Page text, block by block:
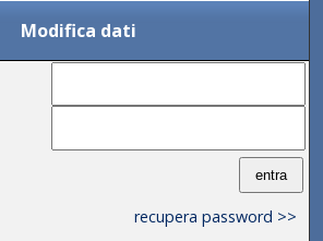
Modifica dati
recupera password >>